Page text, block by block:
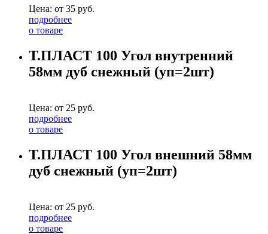
Цена: от 35 руб.
подробнее
о товаре
Т.ПЛАСТ 100 Угол внутренний
58мм дуб снежный (уп=2шт)
Цена: от 25 руб.
подробнее
о товаре
Т.ПЛАСТ 100 Угол внешний 58мм
дуб снежный (уп=2шт)
Цена: от 25 руб.
подробнее
о товаре